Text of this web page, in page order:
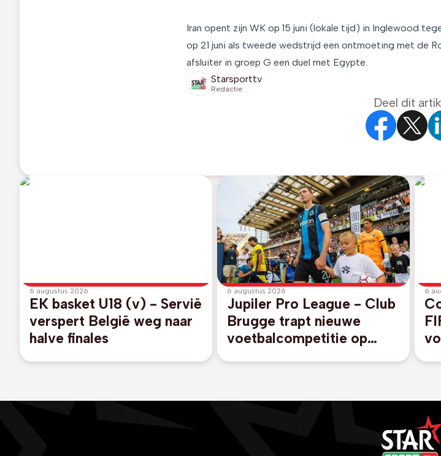
Iran opent zijn WK op 15 juni (lokale tijd) in Inglewood
op 21 juni als tweede wedstrijd een ontmoeting met de
afsluiter in groep G een duel met Egypte.
Starsporttv
Redactie
Deel dit
6 augustus 2026
EK basket U18 (v) - Servië
verspert België weg naar
halve finales
6 augustus 2026
Jupiler Pro League - Club
Brugge trapt nieuwe
voetbalcompetitie op
6